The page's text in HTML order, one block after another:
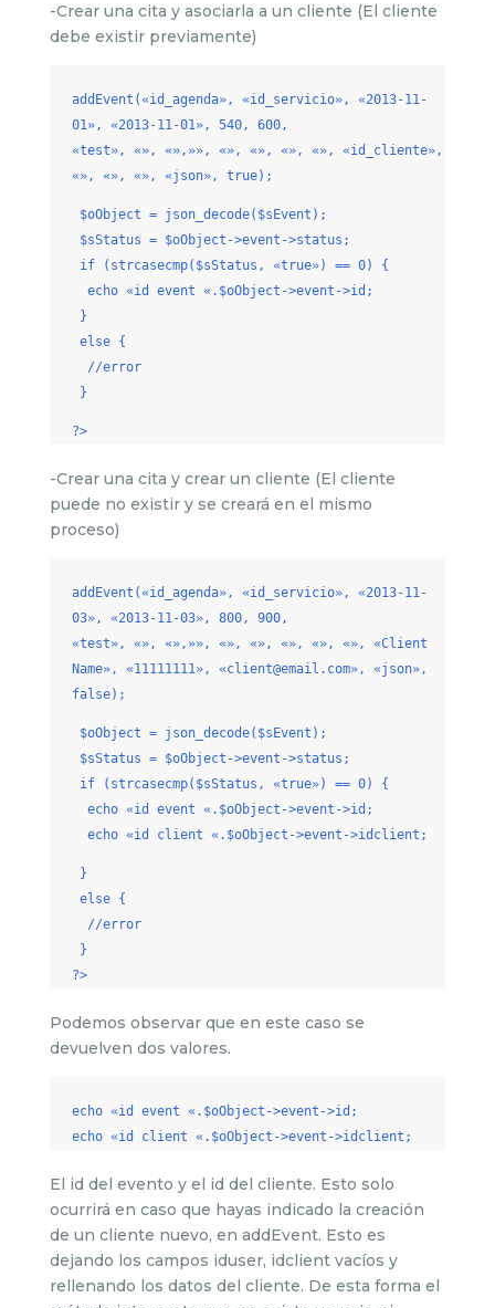
-Crear una cita y asociarla a un cliente (El cliente
debe existir previamente)
addEvent(«id_agenda», «id_servicio», «2013-11-
01», «2013-11-01», 540, 600,
«test», «», «»,»», «», «», «», «», «id_cliente»,
«», «», «», «json», true);
$oObject = json_decode($sEvent);
$sStatus = $oObject->event->status;
if (strcasecmp($sStatus, «true») == 0) {
echo «id event «.$oObject->event->id;
}
else {
//error
}
?>
-Crear una cita y crear un cliente (El cliente
puede no existir y se creará en el mismo
proceso)
addEvent(«id_agenda», «id_servicio», «2013-11-
03», «2013-11-03», 800, 900,
«test», «», «»,»», «», «», «», «», «», «Client
Name», «11111111», «client@email.com», «json»,
false);
$oObject = json_decode($sEvent);
$sStatus = $oObject->event->status;
if (strcasecmp($sStatus, «true») == 0) {
echo «id event «.$oObject->event->id;
echo «id client «.$oObject->event->idclient;
}
else {
//error
}
?>
Podemos observar que en este caso se
devuelven dos valores.
echo «id event «.$oObject->event->id;
echo «id client «.$oObject->event->idclient;
El id del evento y el id del cliente. Esto solo
ocurrirá en caso que hayas indicado la creación
de un cliente nuevo, en addEvent. Esto es
dejando los campos iduser, idclient vacíos y
rellenando los datos del cliente. De esta forma el